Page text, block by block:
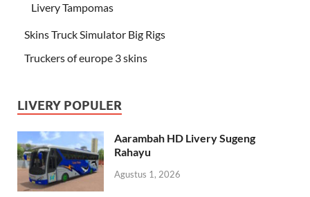
Livery Tampomas
Skins Truck Simulator Big Rigs
Truckers of europe 3 skins
LIVERY POPULER
Aarambah HD Livery Sugeng
Rahayu
Agustus 1, 2026